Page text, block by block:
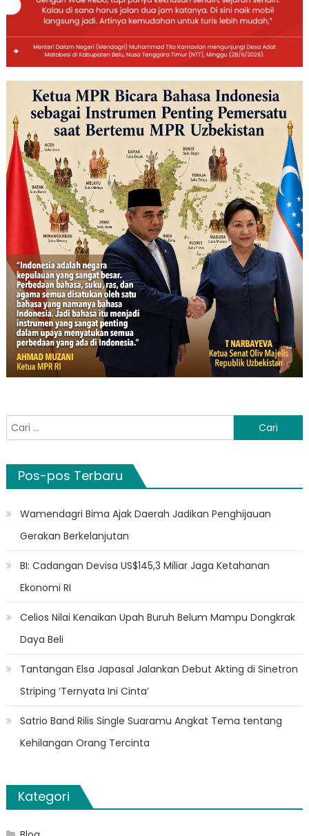
Cari
untuk:
Pos-pos Terbaru
Wamendagri Bima Ajak Daerah Jadikan Penghijauan
Gerakan Berkelanjutan
BI: Cadangan Devisa US$145,3 Miliar Jaga Ketahanan
Ekonomi RI
Celios Nilai Kenaikan Upah Buruh Belum Mampu Dongkrak
Daya Beli
Tantangan Elsa Japasal Jalankan Debut Akting di Sinetron
Striping ‘Ternyata Ini Cinta’
Satrio Band Rilis Single Suaramu Angkat Tema tentang
Kehilangan Orang Tercinta
Kategori